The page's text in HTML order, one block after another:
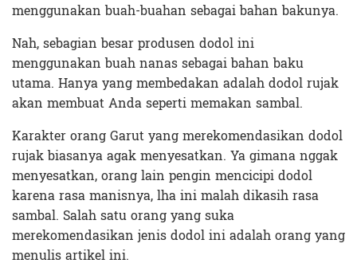
menggunakan buah-buahan sebagai bahan bakunya.
Nah, sebagian besar produsen dodol ini
menggunakan buah nanas sebagai bahan baku
utama. Hanya yang membedakan adalah dodol rujak
akan membuat Anda seperti memakan sambal.
Karakter orang Garut yang merekomendasikan dodol
rujak biasanya agak menyesatkan. Ya gimana nggak
menyesatkan, orang lain pengin mencicipi dodol
karena rasa manisnya, lha ini malah dikasih rasa
sambal. Salah satu orang yang suka
merekomendasikan jenis dodol ini adalah orang yang
menulis artikel ini.